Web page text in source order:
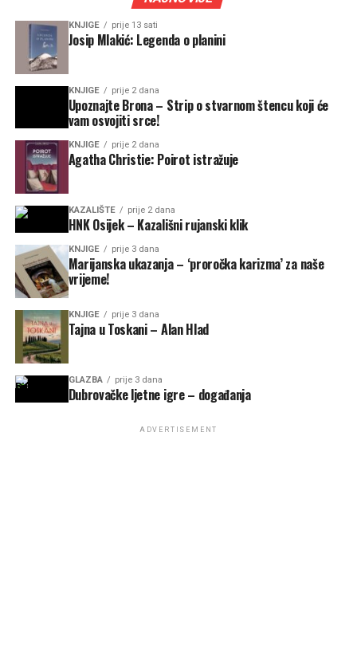
KNJIGE prije 13 sati
Josip Mlakić: Legenda o planini
KNJIGE prije 2 dana
Upoznajte Brona – Strip o stvarnom štencu koji će
vam osvojiti srce!
KNJIGE prije 2 dana
Agatha Christie: Poirot istražuje
KAZALIŠTE prije 2 dana
HNK Osijek – Kazališni rujanski klik
KNJIGE prije 3 dana
Marijanska ukazanja – ‘proročka karizma’ za naše
vrijeme!
KNJIGE prije 3 dana
Tajna u Toskani – Alan Hlad
GLAZBA prije 3 dana
Dubrovačke ljetne igre – događanja
ADVERTISEMENT